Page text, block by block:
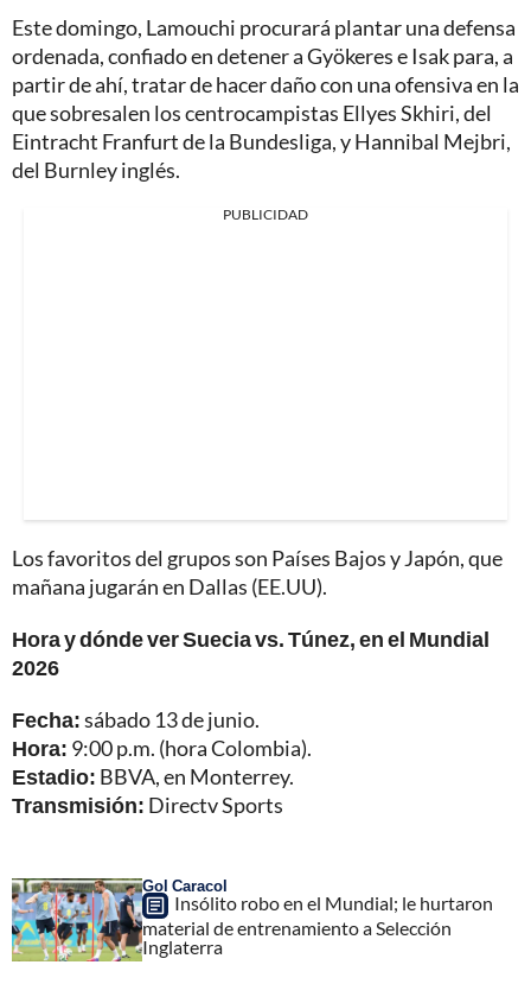
Este domingo, Lamouchi procurará plantar una defensa
ordenada, confiado en detener a Gyökeres e Isak para, a
partir de ahí, tratar de hacer daño con una ofensiva en la
que sobresalen los centrocampistas Ellyes Skhiri, del
Eintracht Franfurt de la Bundesliga, y Hannibal Mejbri,
del Burnley inglés.
PUBLICIDAD
Los favoritos del grupos son Países Bajos y Japón, que
mañana jugarán en Dallas (EE.UU).
Hora y dónde ver Suecia vs. Túnez, en el Mundial
2026
Fecha:sábado 13 de junio.
Hora: 9:00 p.m. (hora Colombia).
Estadio: BBVA, en Monterrey.
Transmisión: Directv Sports
Gol Caracol
Insólito robo en el Mundial; le hurtaron
material de entrenamiento a Selección
Inglaterra